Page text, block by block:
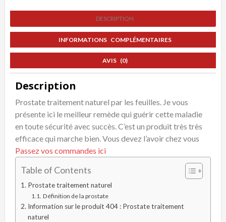
DESCRIPTION
INFORMATIONS COMPLÉMENTAIRES
AVIS (0)
Description
Prostate traitement naturel par les feuilles. Je vous
présente ici le meilleur remède qui guérir cette maladie
en toute sécurité avec succès. C’est un produit très très
efficace qui marche bien. Vous devez l’avoir chez vous
Passez vos commandes ici
Table of Contents
Prostate traitement naturel
Définition de la prostate
Information sur le produit 404 : Prostate traitement
naturel